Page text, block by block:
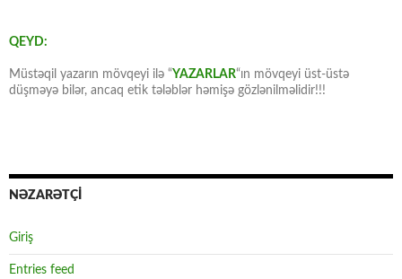
QEYD:
Müstəqil yazarın mövqeyi ilə “YAZARLAR“ın mövqeyi üst-üstə
düşməyə bilər, ancaq etik tələblər həmişə gözlənilməlidir!!!
NƏZARƏTÇİ
Giriş
Entries feed